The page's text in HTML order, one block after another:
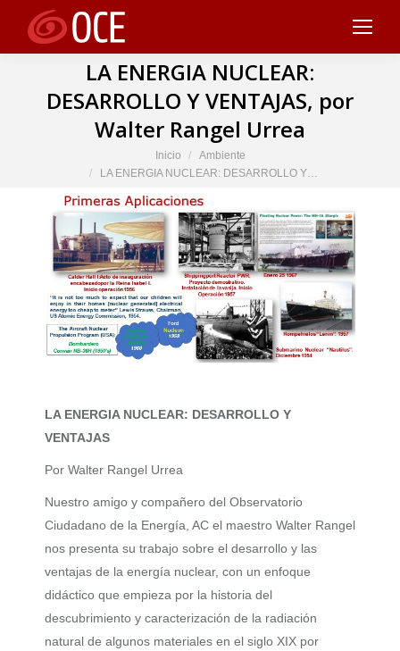
LA ENERGIA NUCLEAR:
DESARROLLO Y VENTAJAS, por
Walter Rangel Urrea
Inicio
Ambiente
LA ENERGIA NUCLEAR: DESARROLLO Y…
LA ENERGIA NUCLEAR: DESARROLLO Y
VENTAJAS
Por Walter Rangel Urrea
Nuestro amigo y compañero del Observatorio
Ciudadano de la Energía, AC el maestro Walter Rangel
nos presenta su trabajo sobre el desarrollo y las
ventajas de la energía nuclear, con un enfoque
didáctico que empieza por la historia del
descubrimiento y caracterización de la radiación
natural de algunos materiales en el siglo XIX por